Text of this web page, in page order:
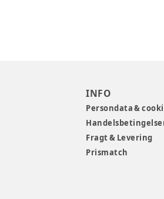
INFO
Persondata &
Fragt & Levering
Prismatch